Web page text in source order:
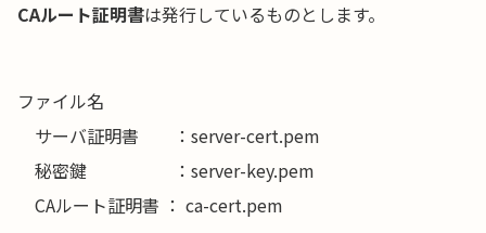
CAルート証明書は発行しているものとします。
ファイル名
サーバ証明書 ：server-cert.pem
秘密鍵 ：server-key.pem
CAルート証明書 ： ca-cert.pem